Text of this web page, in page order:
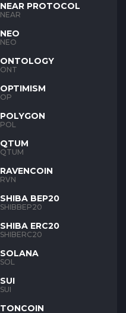
NEAR PROTOCOL
NEAR
NEO
NEO
ONTOLOGY
ONT
OPTIMISM
OP
POLYGON
POL
QTUM
QTUM
RAVENCOIN
RVN
SHIBA BEP20
SHIBBEP20
SHIBA ERC20
SHIBERC20
SOLANA
SOL
SUI
SUI
TONCOIN